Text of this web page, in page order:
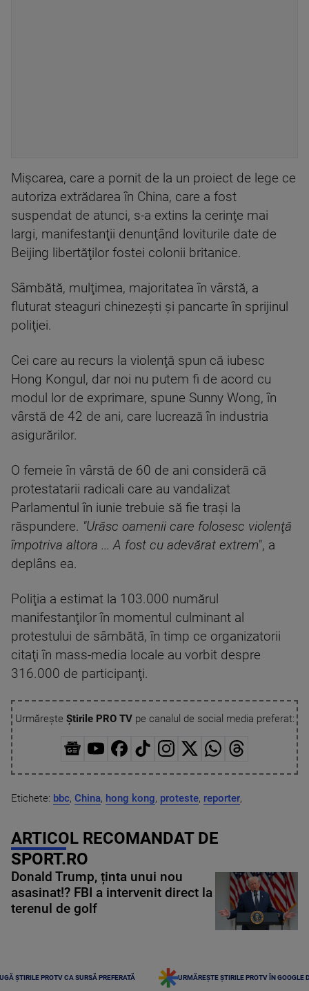
Mişcarea, care a pornit de la un proiect de lege ce
autoriza extrădarea în China, care a fost
suspendat de atunci, s-a extins la cerinţe mai
largi, manifestanţii denunţând loviturile date de
Beijing libertăţilor fostei colonii britanice.
Sâmbătă, mulţimea, majoritatea în vârstă, a
fluturat steaguri chinezeşti şi pancarte în sprijinul
poliţiei.
Cei care au recurs la violenţă spun că iubesc
Hong Kongul, dar noi nu putem fi de acord cu
modul lor de exprimare, spune Sunny Wong, în
vârstă de 42 de ani, care lucrează în industria
asigurărilor.
O femeie în vârstă de 60 de ani consideră că
protestatarii radicali care au vandalizat
Parlamentul în iunie trebuie să fie traşi la
răspundere. "Urăsc oamenii care folosesc violenţă
împotriva altora ... A fost cu adevărat extrem", a
deplâns ea.
Poliţia a estimat la 103.000 numărul
manifestanţilor în momentul culminant al
protestului de sâmbătă, în timp ce organizatorii
citaţi în mass-media locale au vorbit despre
316.000 de participanţi.
Urmărește Știrile PRO TVpe canalul de social media preferat:
Etichete: bbc, China, hong kong, proteste, reporter,
ARTICOL RECOMANDAT DE
SPORT.RO
Donald Trump, ținta unui nou
asasinat!? FBI a intervenit direct la
terenul de golf
ȘTIRILE PROTV CA SURSĂ PREFERATĂ URMĂREȘTE ȘTIRILE PROTV ÎN GOOGLE